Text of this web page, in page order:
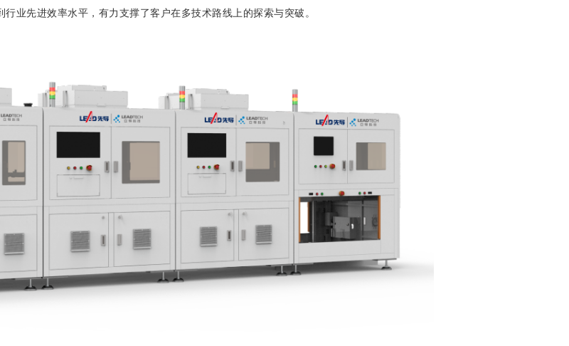
业先进效率水平，有力支撑了客户在多技术路线上的探索与突破。